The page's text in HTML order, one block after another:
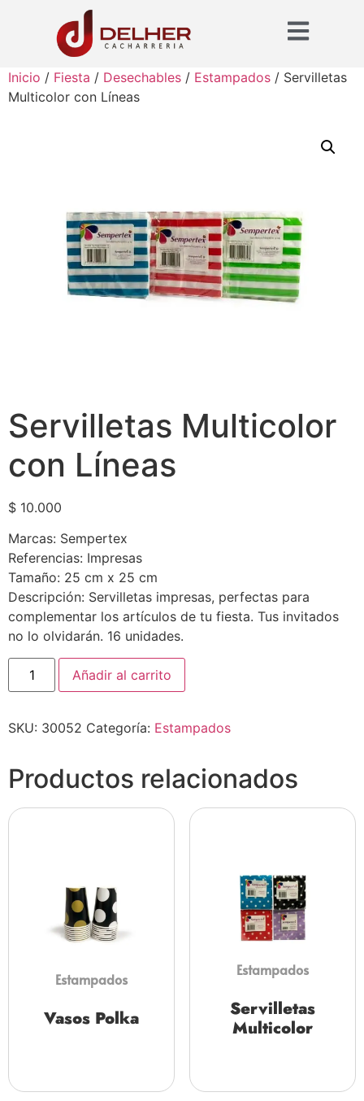
Inicio / Fiesta / Desechables / Estampados / Servilletas
Multicolor con Líneas
Servilletas Multicolor
con Líneas
$ 10.000
Marcas: Sempertex
Referencias: Impresas
Tamaño: 25 cm x 25 cm
Descripción: Servilletas impresas, perfectas para
complementar los artículos de tu fiesta. Tus invitados
no lo olvidarán. 16 unidades.
Añadir al carrito
SKU: 30052 Categoría: Estampados
Productos relacionados
Estampados
Vasos Polka
Estampados
Servilletas
Multicolor